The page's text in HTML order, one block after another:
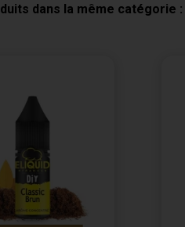
dans la même catégorie :